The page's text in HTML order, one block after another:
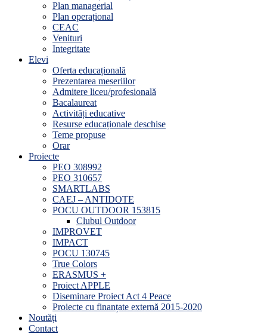
Plan managerial
Plan operațional
CEAC
Venituri
Integritate
Elevi
Oferta educațională
Prezentarea meseriilor
Admitere liceu/profesională
Bacalaureat
Activități educative
Resurse educaționale deschise
Teme propuse
Orar
Proiecte
PEO 308992
PEO 310657
SMARTLABS
CAEJ – ANTIDOTE
POCU OUTDOOR 153815
Clubul Outdoor
IMPROVET
IMPACT
POCU 130745
True Colors
ERASMUS +
Proiect APPLE
Diseminare Proiect Act 4 Peace
Proiecte cu finanțate externă 2015-2020
Noutăți
Contact